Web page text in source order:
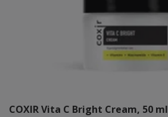
COXIR Vita C Bright Cream, 50 ml